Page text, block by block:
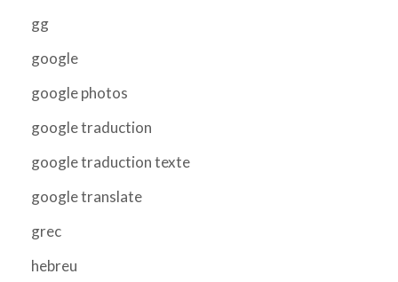
gg
google
google photos
google traduction
google traduction texte
google translate
grec
hebreu